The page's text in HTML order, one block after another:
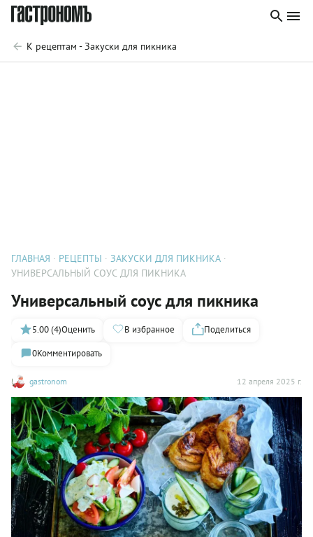
К рецептам - Закуски для пикника
ГЛАВНАЯ РЕЦЕПТЫ
ЗАКУСКИ ДЛЯ ПИКНИКА
УНИВЕРСАЛЬНЫЙ СОУС ДЛЯ ПИКНИКА
Универсальный соус для пикника
gastronom 12 апреля 2025 г.
5.00 (4)Оценить В избранное
Поделиться
0Комментировать